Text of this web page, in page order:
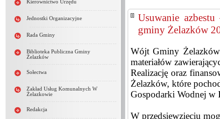
Kierownictwo Urzędu
Jednostki Organizacyjne
Rada Gminy
Biblioteka Publiczna Gminy
Żelazków
Sołectwa
Zakład Usług Komunalnych W
Żelazkowie
Redakcja
Usuwanie
gminy Żelazków
Wójt Gminy Żelazków
materiałów
Realizację oraz
Żelazków, które
Gospodarki Wodnej w
W przedsięwzięciu